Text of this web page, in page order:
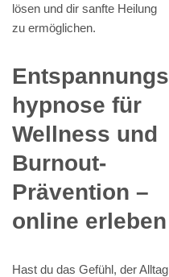
lösen und dir sanfte Heilung
zu ermöglichen.
Entspannungs
hypnose für
Wellness und
Burnout-
Prävention –
online erleben
Hast du das Gefühl, der Alltag